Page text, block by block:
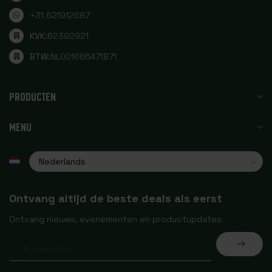
+31 621912687
KVK:62392921
BTW:NL001666471B71
PRODUCTEN
MENU
Ontvang altijd de beste deals als eerst
Ontvang nieuws, evenementen en productupdates